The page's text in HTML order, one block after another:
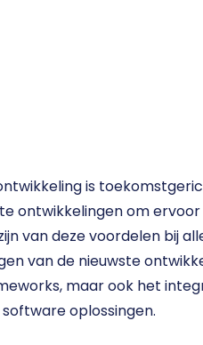
is
ontwikkelingen om
van deze voordelen bij
van de nieuwste
maar ook het
oplossingen.